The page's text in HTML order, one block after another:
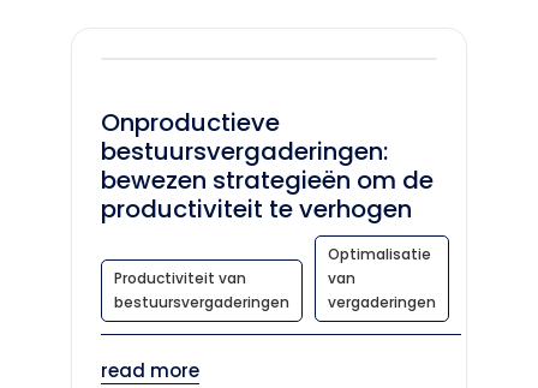
Onproductieve
bestuursvergaderingen:
bewezen strategieën om de
productiviteit te verhogen
Productiviteit van
bestuursvergaderingen
Optimalisatie
van
vergaderingen
read more